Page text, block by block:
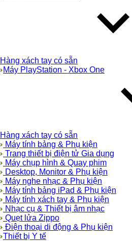
Hàng xách tay có sẵn
Máy PlayStation - Xbox One
Hàng xách tay có sẵn
Máy tính bảng & Phụ kiện
Trang thiết bị điện tử Gia dụng
Máy chụp hình & Quay phim
Desktop, Monitor & Phụ kiện
Máy nghe nhạc & Phụ kiện
Máy tính bảng iPad & Phụ kiện
Máy tính xách tay & Phụ kiện
Nhạc cụ & Thiết bị âm nhạc
Quẹt lửa Zippo
Điện thoại di động & Phụ kiện
Thiết bị Y tế